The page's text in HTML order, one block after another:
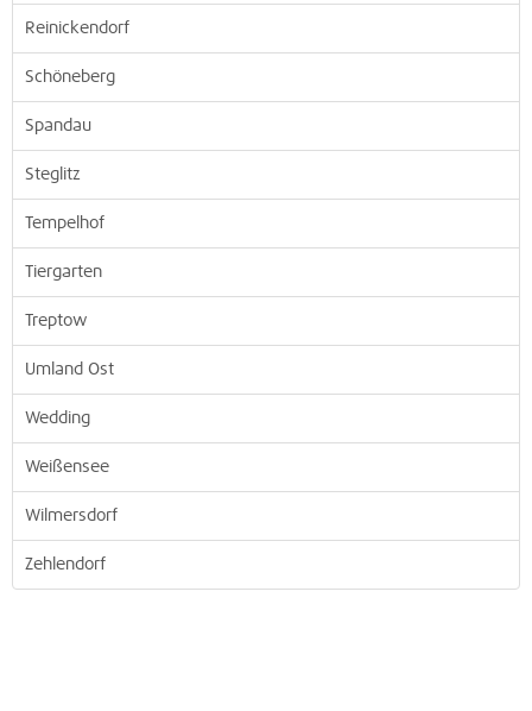
Reinickendorf
Schöneberg
Spandau
Steglitz
Tempelhof
Tiergarten
Treptow
Umland Ost
Wedding
Weißensee
Wilmersdorf
Zehlendorf